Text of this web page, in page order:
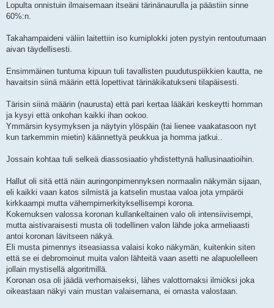
Lopulta onnistuin ilmaisemaan itseäni tärinänaurulla ja päästiin sinne
60%:n.
Takahampaideni väliin laitettiin iso kumiplokki joten pystyin rentoutumaan
aivan täydellisesti.
Ensimmäinen tuntuma kipuun tuli tavallisten puudutuspiikkien kautta, ne
havaitsin siinä määrin että lopettivat tärinäkikatukseni tilapäisesti.
Tärisin siinä määrin (naurusta) että pari kertaa lääkäri keskeytti homman
ja kysyi että onkohan kaikki ihan ookoo.
Ymmärsin kysymyksen ja näytyin ylöspäin (tai lienee vaakatasoon nyt
kun tarkemmin mietin) käännettyä peukkua ja homma jatkui..
Jossain kohtaa tuli selkeä diassosiaatio yhdistettynä hallusinaatioihin.
Hallut oli sitä että näin auringonpimennyksen normaalin näkymän sijaan,
eli kaikki vaan katos silmistä ja katselin mustaa valoa jota ympäröi
kirkkaampi mutta vähempimerkityksellisempi korona.
Kokemuksen valossa koronan kullankeltainen valo oli intensiivisempi,
mutta aistivaraisesti musta oli todellinen valon lähde joka armeliaasti
antoi koronan lävitseen näkyä.
Eli musta pimennys itseasiassa valaisi koko näkymän, kuitenkin siten
että se ei debromoinut muita valon lähteitä vaan asetti ne alapuolelleen
jollain mystisellä algoritmillä.
Koronan osa oli jäädä verhomaiseksi, lähes valottomaksi ilmiöksi joka
oikeastaan näkyi vain mustan valaisemana, ei omasta valostaan.